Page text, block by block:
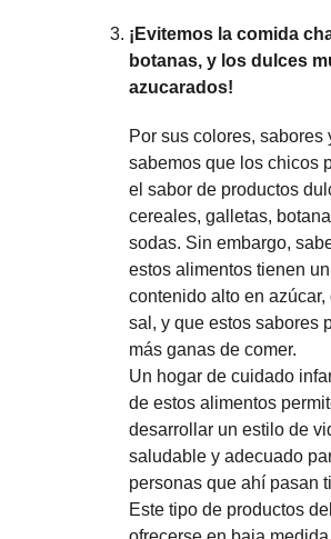
¡Evitemos la comida
botanas, y los dulces
azucarados!
Por sus colores, sabores
sabemos que los chicos
el sabor de productos
cereales, galletas,
sodas. Sin embargo,
estos alimentos tienen un
contenido alto en azúcar,
sal, y que estos sabores
más ganas de comer.
Un hogar de cuidado
de estos alimentos
desarrollar un estilo de
saludable y adecuado
personas que ahí pasan
Este tipo de productos